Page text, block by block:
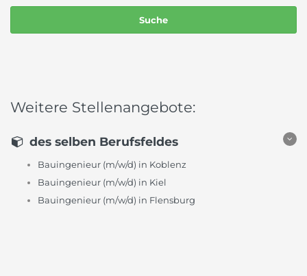
Weitere Stellenangebote:
des selben Berufsfeldes
Bauingenieur (m/w/d) in Koblenz
Bauingenieur (m/w/d) in Kiel
Bauingenieur (m/w/d) in Flensburg